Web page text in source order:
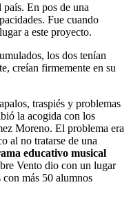
En pos de una
Fue cuando
a este proyecto.
los dos tenían
creían firmemente en su
traspiés y problemas
la acogida con los
Moreno. El problema era
al no tratarse de una
educativo musical
Vento dio con un lugar
más 50 alumnos